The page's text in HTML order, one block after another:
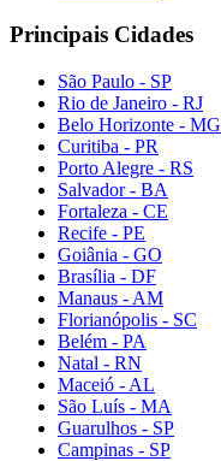
Principais Cidades
São Paulo - SP
Rio de Janeiro - RJ
Belo Horizonte - MG
Curitiba - PR
Porto Alegre - RS
Salvador - BA
Fortaleza - CE
Recife - PE
Goiânia - GO
Brasília - DF
Manaus - AM
Florianópolis - SC
Belém - PA
Natal - RN
Maceió - AL
São Luís - MA
Guarulhos - SP
Campinas - SP